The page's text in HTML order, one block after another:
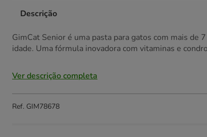
Descrição
GimCat Senior é uma pasta para gatos com mais de
idade. Uma fórmula inovadora com vitaminas e
Ver descrição completa
Ref. GIM78678